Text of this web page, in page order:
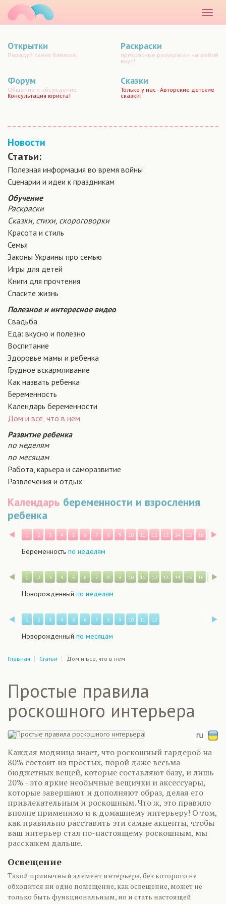
меню
Открытки
Порадуй своих близких!
Раскраски
прекрасные разукраски на любой
вкус!
Форум
Общение и обсуждение.
Консультация юриста!
Сказки
Только у нас - Авторские детские
сказки!
Новости
Статьи:
Полезная информация во время войны
Сценарии и идеи к праздникам
Обучение
Раскраски
Сказки, стихи, скороговорки
Красота и стиль
Семья
Законы Украины про семью
Игры для детей
Книги для прочтения
Спасите жизнь
Полезное и интересное видео
Свадьба
Еда: вкусно и полезно
Воспитание
Здоровье мамы и ребенка
Грудное вскармливание
Как назвать ребенка
Беременность
Календарь беременности
Дом и все, что в нем
Развитие ребенка
по неделям
по месяцам
Работа, карьера и саморазвитие
Развлечения и отдых
Календарь беременности и взросления
ребенка
Назад
1 2 3 4 5 6 7 8 9 10 11 12 13 14 15 16 17
Беременность по неделям
Назад
1 2 3 4 5 6 7 8 9 10 11 12 13 14 15 16 17
Новорожденный по неделям
Назад
1 2 3 4 5 6 7 8 9 10 11 12
Новорожденный по месяцам
Главная Статьи Дом и все, что в нем
Простые правила
роскошного интерьера
Каждая модница знает, что роскошный гардероб на
80% состоит из простых, порой даже весьма
бюджетных вещей, которые составляют базу, и лишь
20% - это яркие необычные вещички и аксессуары,
которые завершают и дополняют образ, делая его
привлекательным и роскошным. Что ж, это правило
вполне применимо и к домашнему интерьеру! О том,
как правильно расставить эти самые акценты, чтобы
ваш интерьер стал по-настоящему роскошным, мы
расскажем дальше.
Освещение
Такой привычный элемент интерьера, без которого не
обходится ни одно помещение, как освещение, может не
только быть функциональным, но и стать настоящей